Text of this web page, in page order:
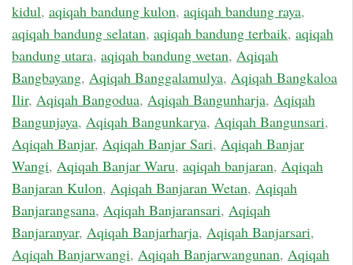
kidul, aqiqah bandung kulon, aqiqah bandung raya,
aqiqah bandung selatan, aqiqah bandung terbaik, aqiqah
bandung utara, aqiqah bandung wetan, Aqiqah
Bangbayang, Aqiqah Banggalamulya, Aqiqah Bangkaloa
Ilir, Aqiqah Bangodua, Aqiqah Bangunharja, Aqiqah
Bangunjaya, Aqiqah Bangunkarya, Aqiqah Bangunsari,
Aqiqah Banjar, Aqiqah Banjar Sari, Aqiqah Banjar
Wangi, Aqiqah Banjar Waru, aqiqah banjaran, Aqiqah
Banjaran Kulon, Aqiqah Banjaran Wetan, Aqiqah
Banjarangsana, Aqiqah Banjaransari, Aqiqah
Banjaranyar, Aqiqah Banjarharja, Aqiqah Banjarsari,
Aqiqah Banjarwangi, Aqiqah Banjarwangunan, Aqiqah